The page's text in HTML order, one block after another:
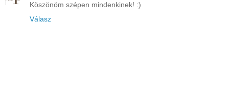
Köszönöm szépen mindenkinek! :)
Válasz